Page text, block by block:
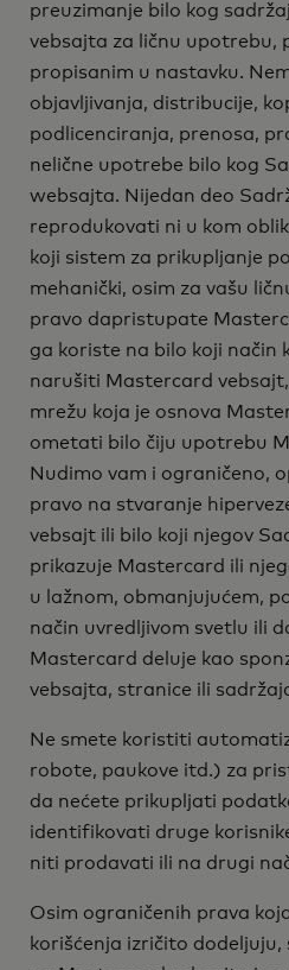
preuzimanje bilo kog
vebsajta za ličnu upotrebu,
propisanim u nastavku.
objavljivanja, distribucije,
podlicenciranja, prenosa,
nelične upotrebe bilo kog
websajta. Nijedan deo
reprodukovati ni u kom
koji sistem za prikupljanje
mehanički, osim za vašu
pravo dapristupate
ga koriste na bilo koji način
narušiti Mastercard
mrežu koja je osnova
ometati bilo čiju upotrebu
Nudimo vam i ograničeno,
pravo na stvaranje
vebsajt ili bilo koji njegov
prikazuje Mastercard ili
u lažnom, obmanjujućem,
način uvredljivom svetlu ili
Mastercard deluje kao
vebsajta, stranice ili
Ne smete koristiti
robote, paukove itd.) za
da nećete prikupljati
identifikovati druge
niti prodavati ili na drugi
Osim ograničenih prava
korišćenja izričito dodeljuju,